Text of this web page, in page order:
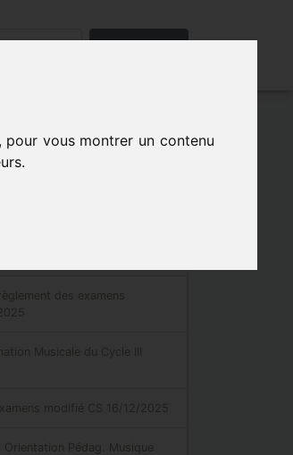
vous montrer un contenu
Rechercher
des examens
Musicale du Cycle III
modifié CS 16/12/2025
Pédag. Musique